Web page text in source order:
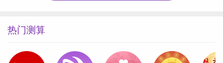
方式来确认爱情？心理学上有个概念叫 “ 情
热门测算